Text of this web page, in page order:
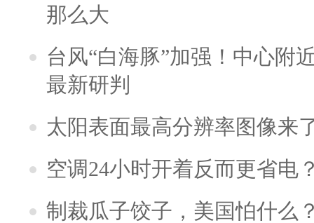
那么大
台风“白海豚”加强！中心附
最新研判
太阳表面最高分辨率图像来
空调24小时开着反而更省电
制裁瓜子饺子，美国怕什么